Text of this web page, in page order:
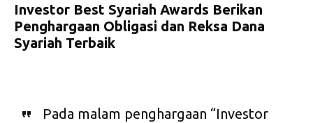
Investor Best Syariah Awards Berikan
Penghargaan Obligasi dan Reksa Dana
Syariah Terbaik
Pada malam penghargaan “Investor